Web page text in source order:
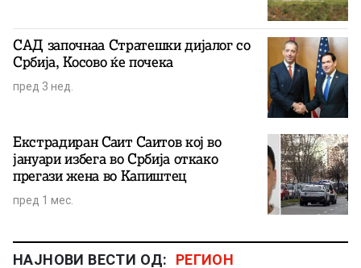
САД започнаа Стратешки дијалог со
Србија, Косово ќе почека
пред 3 нед.
Екстрадиран Саит Саитов кој во
јануари избега во Србија откако
прегази жена во Капиштец
пред 1 мес.
НАЈНОВИ ВЕСТИ ОД: РЕГИОН